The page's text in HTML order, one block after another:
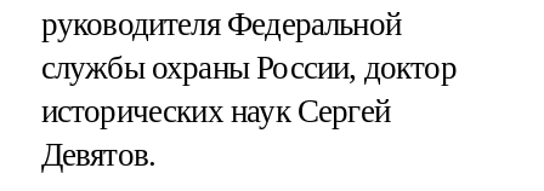
руководителя Федеральной
службы охраны России, доктор
исторических наук Сергей
Девятов.